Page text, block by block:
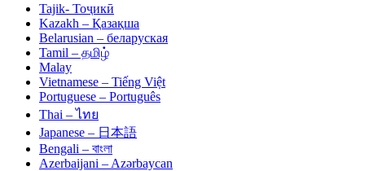
Tajik- Тоҷикӣ
Kazakh – Қазақша
Belarusian – беларуская
Tamil – தமிழ்
Malay
Vietnamese – Tiếng Việt
Portuguese – Português
Thai – ไทย
Japanese – 日本語
Bengali – বাংলা
Azerbaijani – Azərbaycan